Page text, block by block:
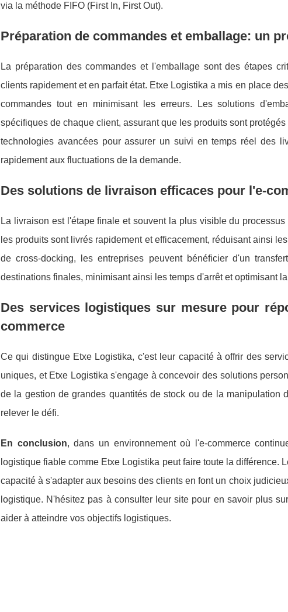
via la méthode FIFO (First In, First Out).
Préparation de commandes et emballage: un
La préparation des commandes et l'emballage sont des étapes
clients rapidement et en parfait état. Etxe Logistika a mis en place
commandes tout en minimisant les erreurs. Les solutions
spécifiques de chaque client, assurant que les produits sont
technologies avancées pour assurer un suivi en temps réel des
rapidement aux fluctuations de la demande.
Des solutions de livraison efficaces pour l'e-
La livraison est l'étape finale et souvent la plus visible du
les produits sont livrés rapidement et efficacement, réduisant ainsi
de cross-docking, les entreprises peuvent bénéficier d'un
destinations finales, minimisant ainsi les temps d'arrêt et optimisant
Des services logistiques sur mesure pour
commerce
Ce qui distingue Etxe Logistika, c'est leur capacité à offrir des
uniques, et Etxe Logistika s'engage à concevoir des solutions
de la gestion de grandes quantités de stock ou de la manipulation
relever le défi.
En conclusion, dans un environnement où l'e-commerce
logistique fiable comme Etxe Logistika peut faire toute la différence.
capacité à s'adapter aux besoins des clients en font un choix
logistique. N'hésitez pas à consulter leur site pour en savoir plus
aider à atteindre vos objectifs logistiques.